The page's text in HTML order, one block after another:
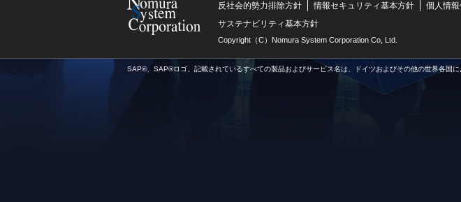
反社会的勢力排除方針 情報セキュリティ基本方針 個人情
サステナビリティ基本方針
Copyright（C）Nomura System Corporation Co, Ltd.
SAP®、SAP®ロゴ、記載されているすべての製品およびサービス名は、ドイツおよびその他の世界各国に